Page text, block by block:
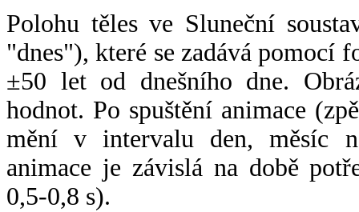
Polohu těles ve Sluneční
"dnes"), které se zadává pomocí
±50 let od dnešního dne.
hodnot. Po spuštění animace
mění v intervalu den, měsíc
animace je závislá na době
0,5-0,8 s).